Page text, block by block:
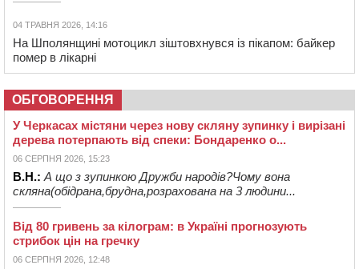
04 ТРАВНЯ 2026, 14:16
На Шполянщині мотоцикл зіштовхнувся із пікапом: байкер
помер в лікарні
ОБГОВОРЕННЯ
У Черкасах містяни через нову скляну зупинку і вирізані
дерева потерпають від спеки: Бондаренко о...
06 СЕРПНЯ 2026, 15:23
В.Н.: А що з зупинкою Дружби народів?Чому вона
скляна(обідрана,брудна,розрахована на 3 людини...
Від 80 гривень за кілограм: в Україні прогнозують
стрибок цін на гречку
06 СЕРПНЯ 2026, 12:48